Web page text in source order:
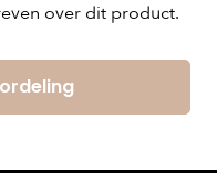
over dit product.